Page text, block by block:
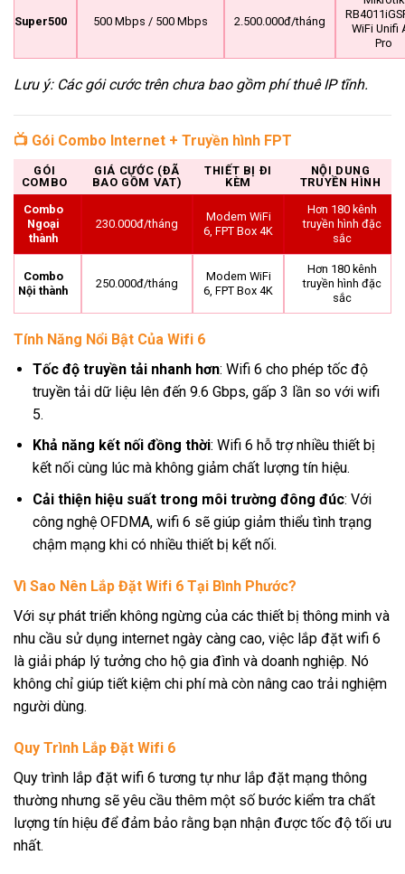
Super500 500 Mbps / 500 Mbps 2.500.000đ/tháng
WiFi Unifi
Pro
Lưu ý: Các gói cước trên chưa bao gồm phí thuê IP tĩnh.
📺 Gói Combo Internet + Truyền hình FPT
GÓI
COMBO
GIÁ CƯỚC (ĐÃ
BAO GỒM VAT)
THIẾT BỊ ĐI
KÈM
NỘI DUNG
TRUYỀN HÌNH
Combo
Ngoại
thành
230.000đ/tháng
Modem WiFi
6, FPT Box 4K
Hơn 180 kênh
truyền hình đặc
sắc
Combo
Nội thành
250.000đ/tháng
Modem WiFi
6, FPT Box 4K
Hơn 180 kênh
truyền hình đặc
sắc
Tính Năng Nổi Bật Của Wifi 6
Tốc độ truyền tải nhanh hơn: Wifi 6 cho phép tốc độ
truyền tải dữ liệu lên đến 9.6 Gbps, gấp 3 lần so với wifi
5.
Khả năng kết nối đồng thời: Wifi 6 hỗ trợ nhiều thiết bị
kết nối cùng lúc mà không giảm chất lượng tín hiệu.
Cải thiện hiệu suất trong môi trường đông đúc: Với
công nghệ OFDMA, wifi 6 sẽ giúp giảm thiểu tình trạng
chậm mạng khi có nhiều thiết bị kết nối.
Vì Sao Nên Lắp Đặt Wifi 6 Tại Bình Phước?
Với sự phát triển không ngừng của các thiết bị thông minh và
nhu cầu sử dụng internet ngày càng cao, việc lắp đặt wifi 6
là giải pháp lý tưởng cho hộ gia đình và doanh nghiệp. Nó
không chỉ giúp tiết kiệm chi phí mà còn nâng cao trải nghiệm
người dùng.
Quy Trình Lắp Đặt Wifi 6
Quy trình lắp đặt wifi 6 tương tự như lắp đặt mạng thông
thường nhưng sẽ yêu cầu thêm một số bước kiểm tra chất
lượng tín hiệu để đảm bảo rằng bạn nhận được tốc độ tối ưu
nhất.